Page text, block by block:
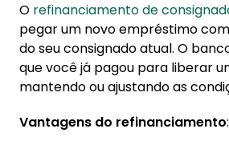
O refinanciamento de
pegar um novo empréstimo
do seu consignado atual. O
que você já pagou para liberar
mantendo ou ajustando as
Vantagens do refinanciamento: